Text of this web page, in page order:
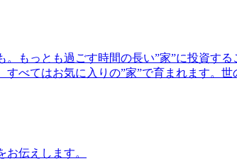
もっとも過ごす時間の長い”家”に投資す
べてはお気に入りの”家”で育まれます。世
伝えします。